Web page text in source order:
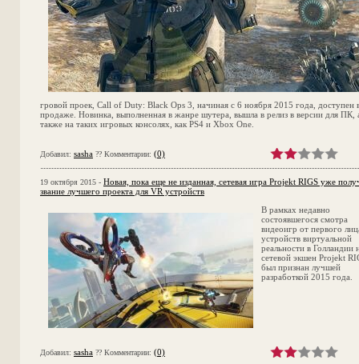
гровой проек, Call of Duty: Black Ops 3, начиная с 6 ноября 2015 года, доступен
продаже. Новинка, выполненная в жанре шутера, вышла в релиз в версии для ПК,
также на таких игровых консолях, как PS4 и Xbox One.
Добавил: sasha ?? Комментарии: (0)
19 октября 2015 - Новая, пока еще не изданная, сетевая игра Projekt RIGS уже
звание лучшего проекта для VR устройств
В рамках недавно
состоявшегося смотра
видеоигр от первого
устройств виртуальной
реальности в Голландии
сетевой экшен Projekt
был признан лучшей
разработкой 2015 года.
Добавил: sasha ?? Комментарии: (0)